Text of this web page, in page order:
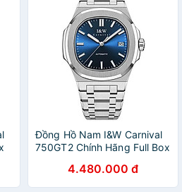
Đồng Hồ Nam I&W Carnival
750GT2 Chính Hãng Full Box
Xước Dây Thép Cao Cấp
BH24T (Máy Cơ Tự Động)
4.480.000 đ